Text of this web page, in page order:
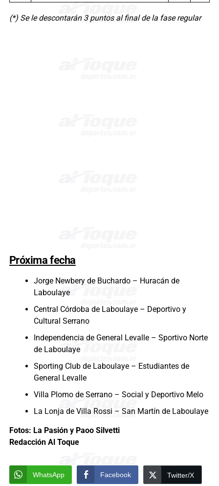
(*) Se le descontarán 3 puntos al final de la fase regular
Próxima fecha
Jorge Newbery de Buchardo – Huracán de
Laboulaye
Central Córdoba de Laboulaye – Deportivo y
Cultural Serrano
Independencia de General Levalle – Sportivo Norte
de Laboulaye
Sporting Club de Laboulaye – Estudiantes de
General Levalle
Villa Plomo de Serrano – Social y Deportivo Melo
La Lonja de Villa Rossi – San Martín de Laboulaye
Fotos: La Pasión y Paoo Silvetti
Redacción Al Toque
WhatsApp Facebook Twitter/X